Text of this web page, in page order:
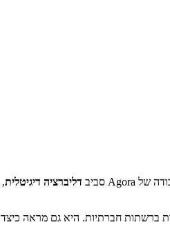
דליברציה דיגיטלית,